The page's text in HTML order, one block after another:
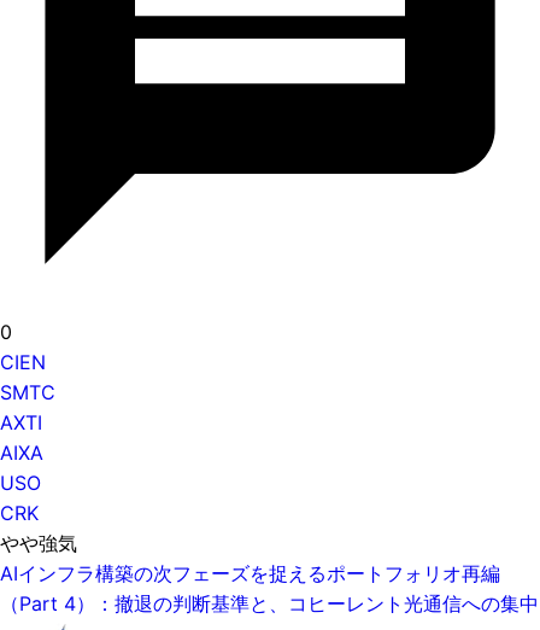
0
CIEN
SMTC
AXTI
AIXA
USO
CRK
やや強気
AIインフラ構築の次フェーズを捉えるポートフォリオ再編
（Part 4）：撤退の判断基準と、コヒーレント光通信への集中